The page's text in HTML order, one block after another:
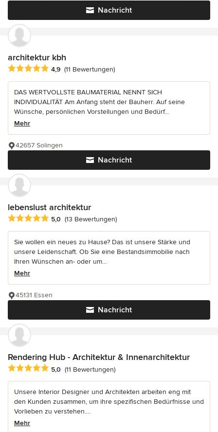
Nachricht
architektur kbh
Durchschnittliche Bewertung: 4.9 von 5 Sternen
4,9 (11 Bewertungen)
DAS WERTVOLLSTE BAUMATERIAL NENNT SICH
INDIVIDUALITÄT Am Anfang steht der Bauherr. Auf seine
Wünsche, persönlichen Vorstellungen und Bedürf...
Mehr
Nachricht
42657 Solingen
lebenslust architektur
Durchschnittliche Bewertung: 5 von 5 Sternen
5,0 (13 Bewertungen)
Sie wollen ein neues zu Hause? Das ist unsere Stärke und
unsere Leidenschaft. Ob Sie eine Bestandsimmobilie nach
Ihren Wünschen an- oder um...
Mehr
Nachricht
45131 Essen
Rendering Hub - Architektur & Innenarchitektur
Durchschnittliche Bewertung: 5 von 5 Sternen
5,0 (11 Bewertungen)
Unsere Interior Designer und Architekten arbeiten eng mit
den Kunden zusammen, um ihre spezifischen Bedürfnisse und
Vorlieben zu verstehen....
Mehr